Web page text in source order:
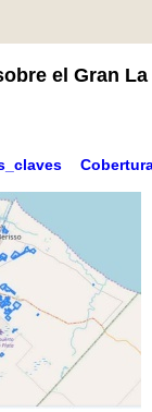
el Gran La